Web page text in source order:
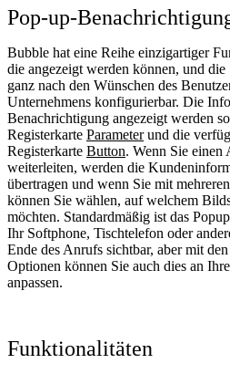
Pop-up-
Bubble hat eine Reihe einzigartiger
die angezeigt werden können, und
ganz nach den Wünschen des
Unternehmens konfigurierbar. Die
Benachrichtigung angezeigt werden
Registerkarte Parameterund die
Registerkarte Button. Wenn Sie einen
weiterleiten, werden die
übertragen und wenn Sie mit
können Sie wählen, auf welchem
möchten. Standardmäßig ist das
Ihr Softphone, Tischtelefon oder
Ende des Anrufs sichtbar, aber mit
Optionen können Sie auch dies an
anpassen.
Funktionalitäten